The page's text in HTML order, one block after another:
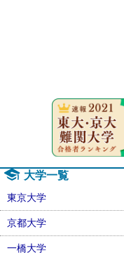
大学一覧
東京大学
京都大学
一橋大学